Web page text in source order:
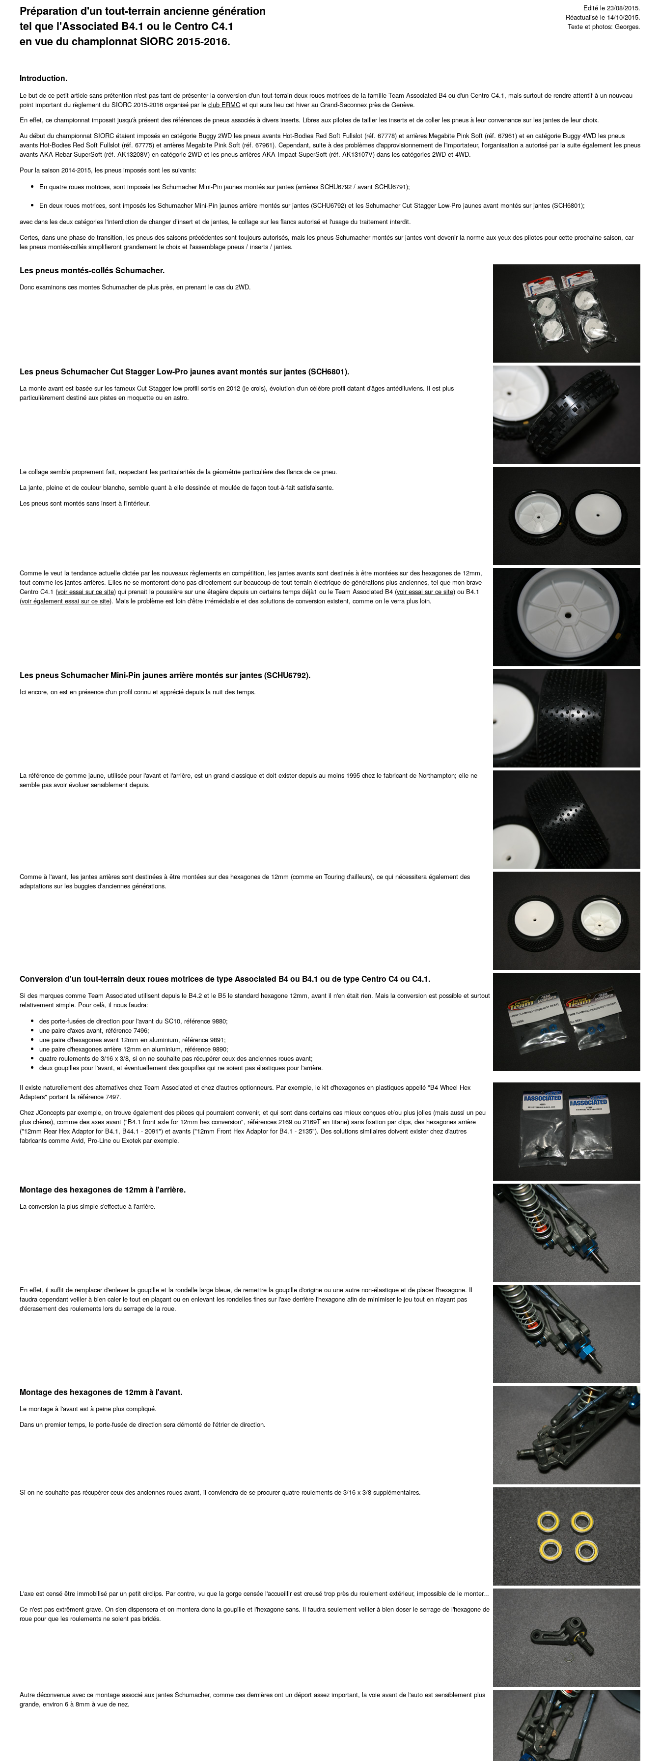
Préparation d'un tout-terrain ancienne génération
tel que l'Associated B4.1 ou le Centro C4.1
en vue du championnat SIORC 2015-2016.
Edité le 23/08/2015.
Réactualisé le 14/10/2015.
Texte et photos: Georges.
Introduction.
Le but de ce petit article sans prétention n'est pas tant de présenter la conversion d'un tout-terrain deux roues motrices de la famille Team Associated B4 ou d'un Centro C4.1, mais surtout de rendre attentif à un nouveau
point important du règlement du SIORC 2015-2016 organisé par le club ERMC et qui aura lieu cet hiver au Grand-Saconnex près de Genève.
En effet, ce championnat imposait jusqu'à présent des références de pneus associés à divers inserts. Libres aux pilotes de tailler les inserts et de coller les pneus à leur convenance sur les jantes de leur choix.
Au début du championnat SIORC étaient imposés en catégorie Buggy 2WD les pneus avants Hot-Bodies Red Soft Fullslot (réf. 67778) et arrières Megabite Pink Soft (réf. 67961) et en catégorie Buggy 4WD les pneus
avants Hot-Bodies Red Soft Fullslot (réf. 67775) et arrières Megabite Pink Soft (réf. 67961). Cependant, suite à des problèmes d'approvisionnement de l'importateur, l'organisation a autorisé par la suite également les pneus
avants AKA Rebar SuperSoft (réf. AK13208V) en catégorie 2WD et les pneus arrières AKA Impact SuperSoft (réf. AK13107V) dans les catégories 2WD et 4WD.
Pour la saison 2014-2015, les pneus imposés sont les suivants:
En quatre roues motrices, sont imposés les Schumacher Mini-Pin jaunes montés sur jantes (arrières SCHU6792 / avant SCHU6791);
En deux roues motrices, sont imposés les Schumacher Mini-Pin jaunes arrière montés sur jantes (SCHU6792) et les Schumacher Cut Stagger Low-Pro jaunes avant montés sur jantes (SCH6801);
avec dans les deux catégories l'interdiction de changer d’insert et de jantes, le collage sur les flancs autorisé et l'usage du traitement interdit.
Certes, dans une phase de transition, les pneus des saisons précédentes sont toujours autorisés, mais les pneus Schumacher montés sur jantes vont devenir la norme aux yeux des pilotes pour cette prochaine saison, car
les pneus montés-collés simplifieront grandement le choix et l'assemblage pneus / inserts / jantes.
Les pneus montés-collés Schumacher.
Donc examinons ces montes Schumacher de plus près, en prenant le cas du 2WD.
Les pneus Schumacher Cut Stagger Low-Pro jaunes avant montés sur jantes (SCH6801).
La monte avant est basée sur les fameux Cut Stagger low profill sortis en 2012 (je crois), évolution d'un célèbre profil datant d'âges antédiluviens. Il est plus
particulièrement destiné aux pistes en moquette ou en astro.
Le collage semble proprement fait, respectant les particularités de la géométrie particulière des flancs de ce pneu.
La jante, pleine et de couleur blanche, semble quant à elle dessinée et moulée de façon tout-à-fait satisfaisante.
Les pneus sont montés sans insert à l'intérieur.
Comme le veut la tendance actuelle dictée par les nouveaux règlements en compétition, les jantes avants sont destinés à être montées sur des hexagones de 12mm,
tout comme les jantes arrières. Elles ne se monteront donc pas directement sur beaucoup de tout-terrain électrique de générations plus anciennes, tel que mon brave
Centro C4.1 (voir essai sur ce site) qui prenait la poussière sur une étagère depuis un certains temps déjà1 ou le Team Associated B4 (voir essai sur ce site) ou B4.1
(voir également essai sur ce site). Mais le problème est loin d'être irrémédiable et des solutions de conversion existent, comme on le verra plus loin.
Les pneus Schumacher Mini-Pin jaunes arrière montés sur jantes (SCHU6792).
Ici encore, on est en présence d'un profil connu et apprécié depuis la nuit des temps.
La référence de gomme jaune, utilisée pour l'avant et l'arrière, est un grand classique et doit exister depuis au moins 1995 chez le fabricant de Northampton; elle ne
semble pas avoir évoluer sensiblement depuis.
Comme à l'avant, les jantes arrières sont destinées à être montées sur des hexagones de 12mm (comme en Touring d'ailleurs), ce qui nécessitera également des
adaptations sur les buggies d'anciennes générations.
Conversion d'un tout-terrain deux roues motrices de type Associated B4 ou B4.1 ou de type Centro C4 ou C4.1.
Si des marques comme Team Associated utilisent depuis le B4.2 et le B5 le standard hexagone 12mm, avant il n'en était rien. Mais la conversion est possible et surtout
relativement simple. Pour celà, il nous faudra:
des porte-fusées de direction pour l'avant du SC10, référence 9880;
une paire d'axes avant, référence 7496;
une paire d'hexagones avant 12mm en aluminium, référence 9891;
une paire d'hexagones arrière 12mm en aluminium, référence 9890;
quatre roulements de 3/16 x 3/8, si on ne souhaite pas récupérer ceux des anciennes roues avant;
deux goupilles pour l'avant, et éventuellement des goupilles qui ne soient pas élastiques pour l'arrière.
Il existe naturellement des alternatives chez Team Associated et chez d'autres optionneurs. Par exemple, le kit d'hexagones en plastiques appellé "B4 Wheel Hex
Adapters" portant la référence 7497.
Chez JConcepts par exemple, on trouve également des pièces qui pourraient convenir, et qui sont dans certains cas mieux conçues et/ou plus jolies (mais aussi un peu
plus chères), comme des axes avant ("B4.1 front axle for 12mm hex conversion", références 2169 ou 2169T en titane) sans fixation par clips, des hexagones arrière
("12mm Rear Hex Adaptor for B4.1, B44.1 - 2091") et avants ("12mm Front Hex Adaptor for B4.1 - 2135"). Des solutions similaires doivent exister chez d'autres
fabricants comme Avid, Pro-Line ou Exotek par exemple.
Montage des hexagones de 12mm à l'arrière.
La conversion la plus simple s'effectue à l'arrière.
En effet, il suffit de remplacer d'enlever la goupille et la rondelle large bleue, de remettre la goupille d'origine ou une autre non-élastique et de placer l'hexagone. Il
faudra cependant veiller à bien caler le tout en plaçant ou en enlevant les rondelles fines sur l'axe derrière l'hexagone afin de minimiser le jeu tout en n'ayant pas
d'écrasement des roulements lors du serrage de la roue.
Montage des hexagones de 12mm à l'avant.
Le montage à l'avant est à peine plus compliqué.
Dans un premier temps, le porte-fusée de direction sera démonté de l'étrier de direction.
Si on ne souhaite pas récupérer ceux des anciennes roues avant, il conviendra de se procurer quatre roulements de 3/16 x 3/8 supplémentaires.
L'axe est censé être immobilisé par un petit circlips. Par contre, vu que la gorge censée l'accueillir est creusé trop près du roulement extérieur, impossible de le monter...
Ce n'est pas extrêment grave. On s'en dispensera et on montera donc la goupille et l'hexagone sans. Il faudra seulement veiller à bien doser le serrage de l'hexagone de
roue pour que les roulements ne soient pas bridés.
Autre déconvenue avec ce montage associé aux jantes Schumacher, comme ces dernières ont un déport assez important, la voie avant de l'auto est sensiblement plus
grande, environ 6 à 8mm à vue de nez.